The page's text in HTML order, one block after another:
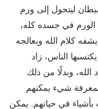
ليتحول إلى ورم
في جسده كله،
كلام الله ويعالجه
الناس، زاد
وبدلًا من ذلك
شيء يمكنهم
في حياتهم. يمكن